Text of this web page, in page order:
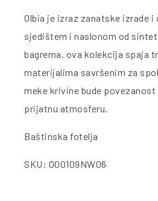
Olbia je izraz zanatske izrade
sjedištem i naslonom od
bagrema, ova kolekcija spaja
materijalima savršenim za
meke krivine bude
prijatnu atmosferu.
Baštinska fotelja
SKU: O00109NW06